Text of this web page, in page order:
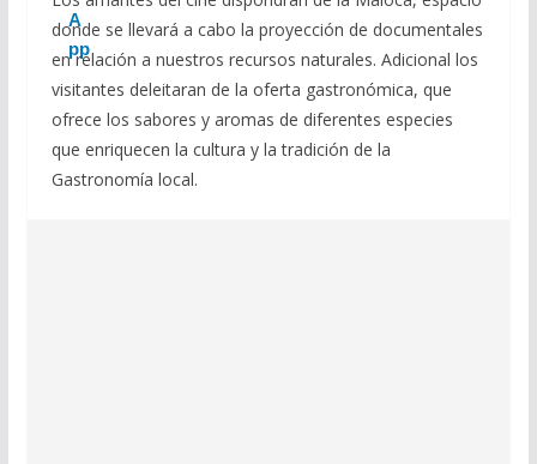
donde se llevará a cabo la proyección de documentales
en relación a nuestros recursos naturales. Adicional los
visitantes deleitaran de la oferta gastronómica, que
ofrece los sabores y aromas de diferentes especies
que enriquecen la cultura y la tradición de la
Gastronomía local.